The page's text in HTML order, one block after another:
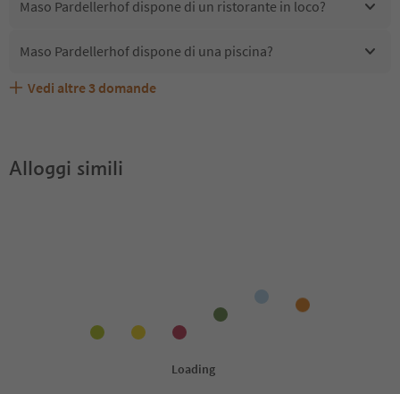
Maso Pardellerhof dispone di un ristorante in loco?
Maso Pardellerhof dispone di una piscina?
Maso Pardellerhof accetta animali domestici?
Quali servizi/attività sono disponibili presso Maso
Gli ospiti di Maso Pardellerhof ricevono l'Alto Adige
Vedi altre 3 domande
Alloggi simili